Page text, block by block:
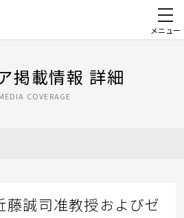
メニュー
掲載情報 詳細
COVERAGE
藤誠司准教授およびゼ